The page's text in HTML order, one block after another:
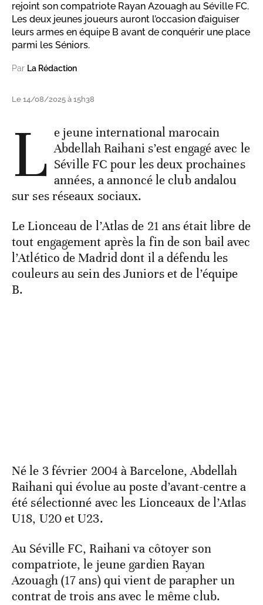
rejoint son compatriote Rayan Azouagh au Séville FC.
Les deux jeunes joueurs auront l’occasion d’aiguiser
leurs armes en équipe B avant de conquérir une place
parmi les Séniors.
Par La Rédaction
Le 14/08/2025 à 15h38
L e jeune international marocain
Abdellah Raihani s’est engagé avec le
Séville FC pour les deux prochaines
années, a annoncé le club andalou
sur ses réseaux sociaux.
Le Lionceau de l’Atlas de 21 ans était libre de
tout engagement après la fin de son bail avec
l’Atlético de Madrid dont il a défendu les
couleurs au sein des Juniors et de l’équipe
B.
Né le 3 février 2004 à Barcelone, Abdellah
Raihani qui évolue au poste d’avant-centre a
été sélectionné avec les Lionceaux de l’Atlas
U18, U20 et U23.
Au Séville FC, Raihani va côtoyer son
compatriote, le jeune gardien Rayan
Azouagh (17 ans) qui vient de parapher un
contrat de trois ans avec le même club.